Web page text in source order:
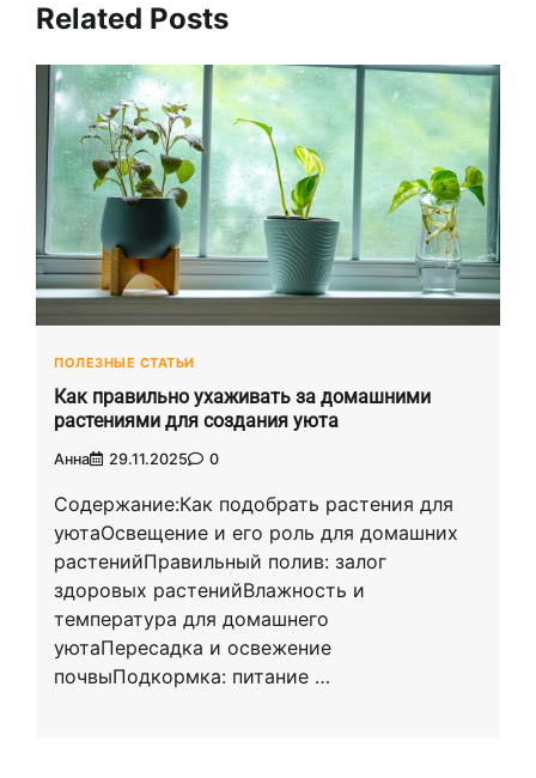
Related Posts
ПОЛЕЗНЫЕ СТАТЬИ
Как правильно ухаживать за домашними
растениями для создания уюта
Анна 29.11.2025 0
Содержание:Как подобрать растения для
уютаОсвещение и его роль для домашних
растенийПравильный полив: залог
здоровых растенийВлажность и
температура для домашнего
уютаПересадка и освежение
почвыПодкормка: питание …